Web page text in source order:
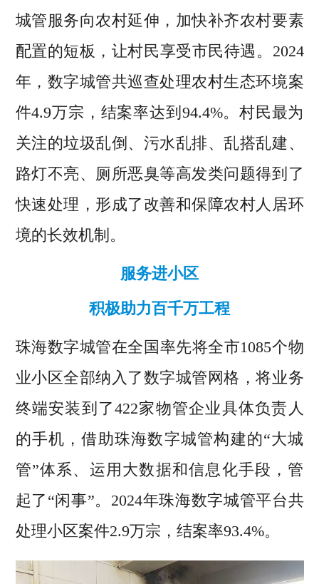
城管服务向农村延伸，加快补齐农村要素
配置的短板，让村民享受市民待遇。2024
年，数字城管共巡查处理农村生态环境案
件4.9万宗，结案率达到94.4%。村民最为
关注的垃圾乱倒、污水乱排、乱搭乱建、
路灯不亮、厕所恶臭等高发类问题得到了
快速处理，形成了改善和保障农村人居环
境的长效机制。
服务进小区
积极助力百千万工程
珠海数字城管在全国率先将全市1085个物
业小区全部纳入了数字城管网格，将业务
终端安装到了422家物管企业具体负责人
的手机，借助珠海数字城管构建的“大城
管”体系、运用大数据和信息化手段，管
起了“闲事”。2024年珠海数字城管平台共
处理小区案件2.9万宗，结案率93.4%。